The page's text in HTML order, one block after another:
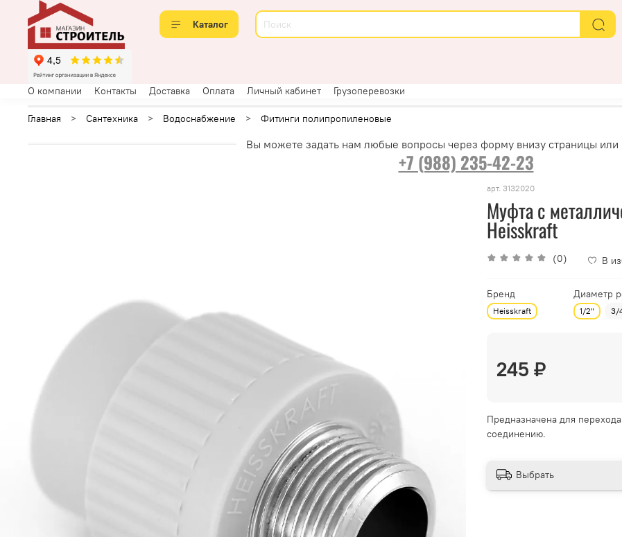
Каталог
О компании Контакты Доставка Оплата Личный кабинет Грузоперевозки
Главная Сантехника Водоснабжение Фитинги полипропиленовые
Вы можете задать нам любые вопросы через форму внизу страницы или
+7 (988) 235-42-23
арт. 3132020
Муфта с
Heisskraft
(0) В
Бренд
Heisskraft
Диаметр
1/2" 3/
245 ₽
Предназначена для
соединению.
Выбрать